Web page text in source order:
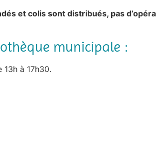
et colis sont distribués, pas
municipale :
13h à 17h30.